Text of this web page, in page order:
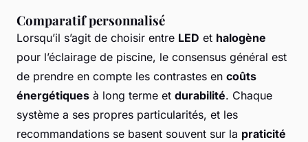
Comparatif personnalisé
Lorsqu’il s’agit de choisir entre LED et halogène
pour l’éclairage de piscine, le consensus général est
de prendre en compte les contrastes en coûts
énergétiques à long terme et durabilité. Chaque
système a ses propres particularités, et les
recommandations se basent souvent sur la praticité